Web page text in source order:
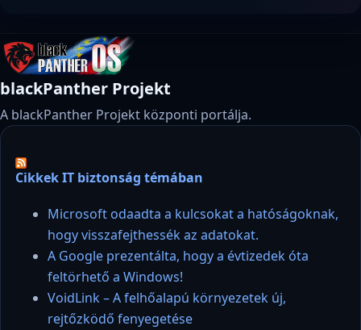
blackPanther Projekt
A blackPanther Projekt központi portálja.
Cikkek IT biztonság témában
Microsoft odaadta a kulcsokat a hatóságoknak,
hogy visszafejthessék az adatokat.
A Google prezentálta, hogy a évtizedek óta
feltörhető a Windows!
VoidLink – A felhőalapú környezetek új,
rejtőzködő fenyegetése